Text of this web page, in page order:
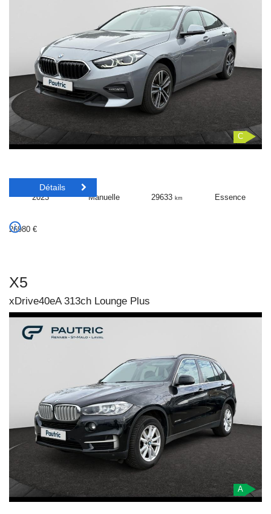
C
2023 Manuelle 29633km Essence
26980 €
Détails
X5
xDrive40eA 313ch Lounge Plus
A